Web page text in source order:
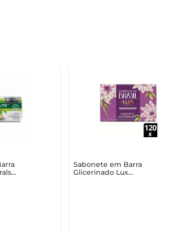
Sabonete em Barra
Glicerinado Lux